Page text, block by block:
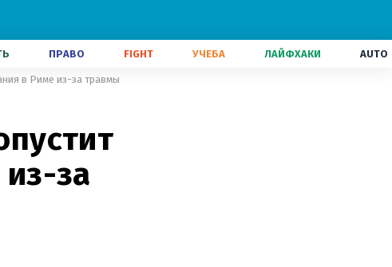
ПРАВО FIGHT УЧЕБА ЛАЙФХАКИ AUTO
в Риме из-за травмы
за